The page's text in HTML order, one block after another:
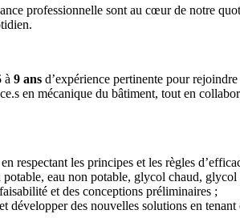
professionnelle sont au cœur de notre
à 9 ans d’expérience pertinente pour
en mécanique du bâtiment, tout en
respectant les principes et les règles
eau non potable, glycol chaud,
et des conceptions préliminaires ;
développer des nouvelles solutions en